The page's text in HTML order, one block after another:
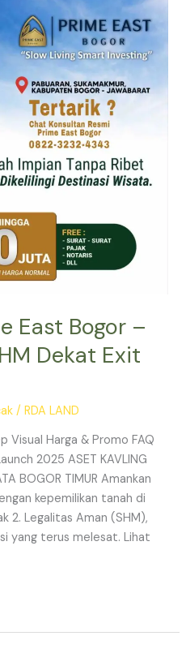
East Bogor –
Dekat Exit
/RDA LAND
Visual Harga & Promo FAQ
2025 ASET KAVLING
BOGOR TIMUR Amankan
kepemilikan tanah di
2. Legalitas Aman (SHM),
yang terus melesat. Lihat